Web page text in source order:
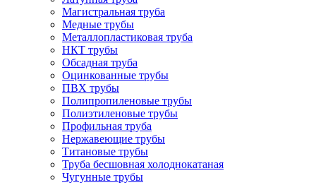
Магистральная труба
Медные трубы
Металлопластиковая труба
НКТ трубы
Обсадная труба
Оцинкованные трубы
ПВХ трубы
Полипропиленовые трубы
Полиэтиленовые трубы
Профильная труба
Нержавеющие трубы
Титановые трубы
Труба бесшовная холоднокатаная
Чугунные трубы